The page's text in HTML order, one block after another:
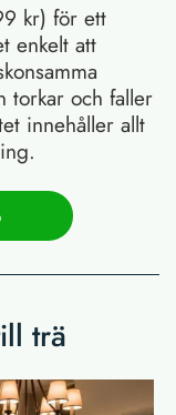
kr) för ett
enkelt att
torkar och faller
innehåller allt
trä